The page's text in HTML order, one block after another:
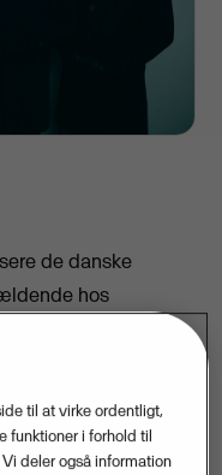
de danske
hos
med en målrettet
dem til en del af
til at virke ordentligt,
funktioner i forhold til
deler også information